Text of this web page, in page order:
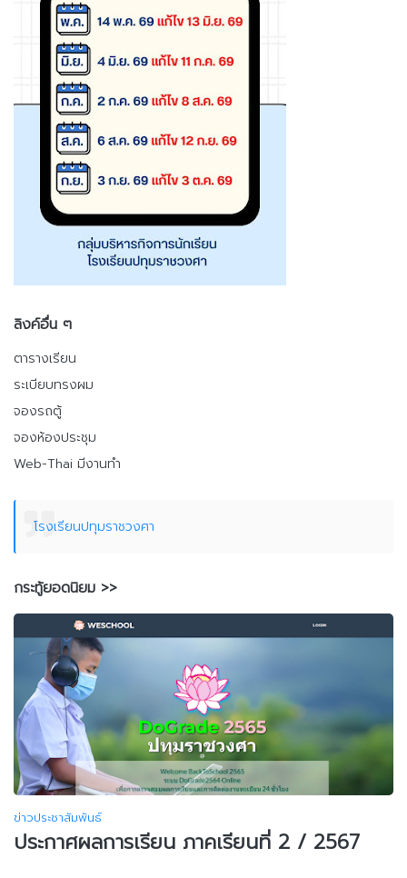
ลิงค์อื่น ๆ
ตารางเรียน
ระเบียบทรงผม
จองรถตู้
จองห้องประชุม
Web-Thai มีงานทำ
โรงเรียนปทุมราชวงศา
กระทู้ยอดนิยม >>
ข่าวประชาสัมพันธ์
ประกาศผลการเรียน ภาคเรียนที่ 2 / 2567